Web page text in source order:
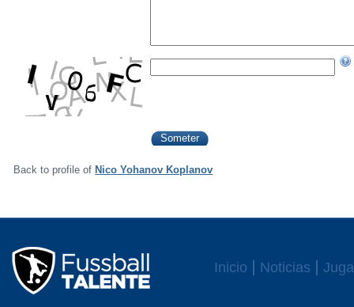
Back to profile of Nico Yohanov Koplanov
Inicio Noticias